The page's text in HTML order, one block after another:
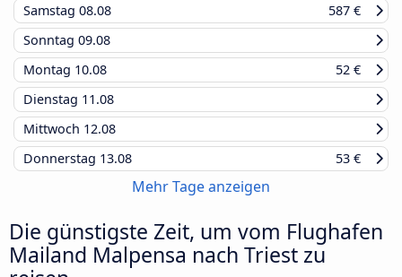
Samstag 08.08
587 €
Sonntag 09.08
Montag 10.08
52 €
Dienstag 11.08
Mittwoch 12.08
Donnerstag 13.08 53 €
Mehr Tage anzeigen
Die günstigste Zeit, um vom Flughafen
Mailand Malpensa nach Triest zu